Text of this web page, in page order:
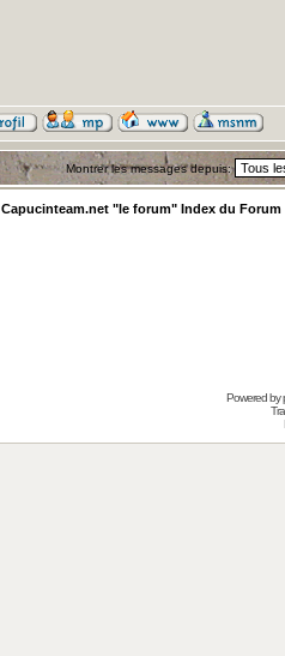
Montrer les messages depuis:
Capucinteam.net "le forum" Index du Forum
Powered by